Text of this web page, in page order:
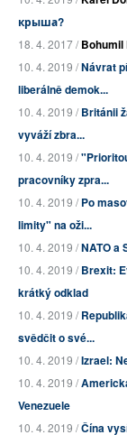
крыша?
18. 4. 2017 /
10. 4. 2019 /Návrat
liberálně demok...
10. 4. 2019 /Británii
vyváží zbra...
10. 4. 2019 /
pracovníky zpra...
10. 4. 2019 /Po
limity" na oži...
10. 4. 2019 /NATO a
10. 4. 2019 /Brexit:
krátký odklad
10. 4. 2019 /
svědčit o své...
10. 4. 2019 /Izrael:
10. 4. 2019 /
Venezuele
10. 4. 2019 /Čína